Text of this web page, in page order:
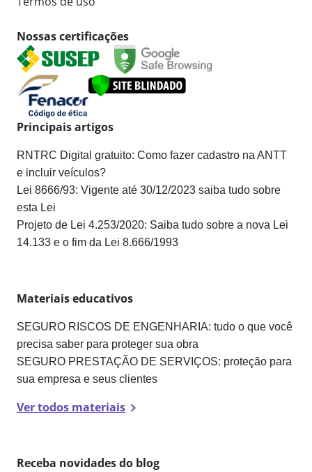
Nossas certificações
Principais artigos
RNTRC Digital gratuito: Como fazer cadastro na ANTT
e incluir veículos?
Lei 8666/93: Vigente até 30/12/2023 saiba tudo sobre
esta Lei
Projeto de Lei 4.253/2020: Saiba tudo sobre a nova Lei
14.133 e o fim da Lei 8.666/1993
Materiais educativos
SEGURO RISCOS DE ENGENHARIA: tudo o que você
precisa saber para proteger sua obra
SEGURO PRESTAÇÃO DE SERVIÇOS: proteção para
sua empresa e seus clientes
Ver todos materiais
Receba novidades do blog